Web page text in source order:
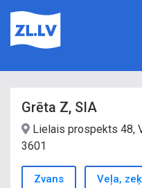
Grēta Z, SIA
Lielais prospekts 48,
3601
Zvans Veļa,